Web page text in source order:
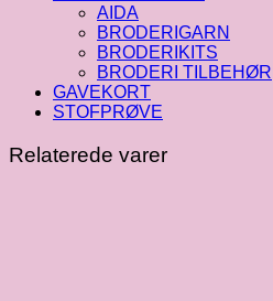
AIDA
BRODERIGARN
BRODERIKITS
BRODERI TILBEHØR
GAVEKORT
STOFPRØVE
Relaterede varer